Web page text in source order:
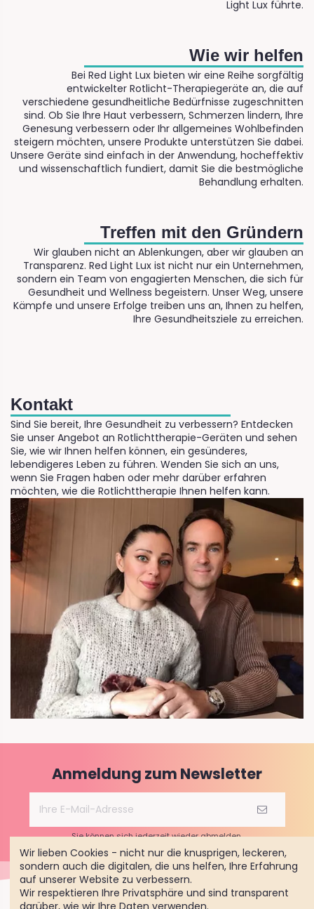
Light Lux führte.
Wie wir helfen
Bei Red Light Lux bieten wir eine Reihe sorgfältig
entwickelter Rotlicht-Therapiegeräte an, die auf
verschiedene gesundheitliche Bedürfnisse zugeschnitten
sind. Ob Sie Ihre Haut verbessern, Schmerzen lindern, Ihre
Genesung verbessern oder Ihr allgemeines Wohlbefinden
steigern möchten, unsere Produkte unterstützen Sie dabei.
Unsere Geräte sind einfach in der Anwendung, hocheffektiv
und wissenschaftlich fundiert, damit Sie die bestmögliche
Behandlung erhalten.
Treffen mit den Gründern
Wir glauben nicht an Ablenkungen, aber wir glauben an
Transparenz. Red Light Lux ist nicht nur ein Unternehmen,
sondern ein Team von engagierten Menschen, die sich für
Gesundheit und Wellness begeistern. Unser Weg, unsere
Kämpfe und unsere Erfolge treiben uns an, Ihnen zu helfen,
Ihre Gesundheitsziele zu erreichen.
Kontakt
Sind Sie bereit, Ihre Gesundheit zu verbessern? Entdecken
Sie unser Angebot an Rotlichttherapie-Geräten und sehen
Sie, wie wir Ihnen helfen können, ein gesünderes,
lebendigeres Leben zu führen. Wenden Sie sich an uns,
wenn Sie Fragen haben oder mehr darüber erfahren
möchten, wie die Rotlichttherapie Ihnen helfen kann.
Anmeldung zum Newsletter
Sie können sich jederzeit wieder abmelden.
Wir lieben Cookies - nicht nur die knusprigen, leckeren,
sondern auch die digitalen, die uns helfen, Ihre Erfahrung
auf unserer Website zu verbessern.
Wir respektieren Ihre Privatsphäre und sind transparent
darüber, wie wir Ihre Daten verwenden.